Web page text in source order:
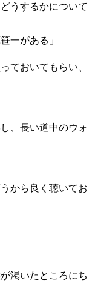
うするかについて
一がある」
ておいてもらい、
、長い道中のウォ
から良く聴いてお
渇いたところにち